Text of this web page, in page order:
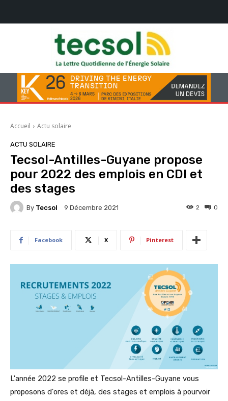
Accueil Actu solaire
ACTU SOLAIRE
Tecsol-Antilles-Guyane propose
pour 2022 des emplois en CDI et
des stages
By Tecsol 9 Décembre 2021 0
2
Facebook X Pinterest
L'année 2022 se profile et Tecsol-Antilles-Guyane vous
proposons d'ores et déjà, des stages et emplois à pourvoir